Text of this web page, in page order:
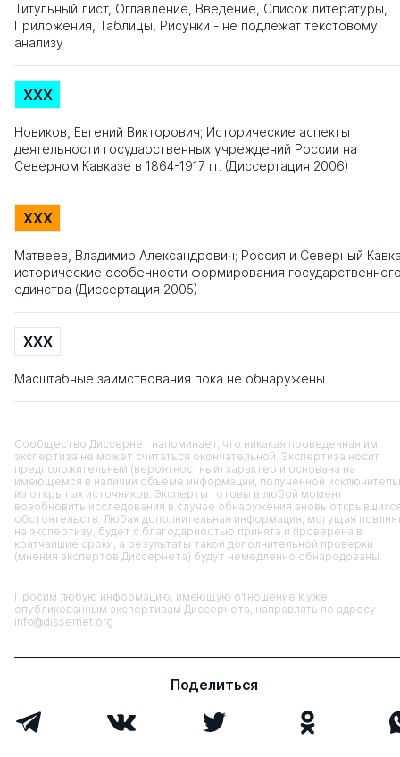
Титульный лист, Оглавление, Введение, Список литературы,
Приложения, Таблицы, Рисунки - не подлежат текстовому
анализу
XXX
Новиков, Евгений Викторович; Исторические аспекты
деятельности государственных учреждений России на
Северном Кавказе в 1864-1917 гг. (Диссертация 2006)
XXX
Матвеев, Владимир Александрович; Россия и Северный
исторические особенности формирования
единства (Диссертация 2005)
XXX
Масштабные заимствования пока не обнаружены
Сообщество Диссернет напоминает, что никакая проведенная им
экспертиза не может считаться окончательной. Экспертиза носит
предположительный (вероятностный) характер и основана на
имеющемся в наличии объеме информации, полученной
из открытых источников. Эксперты готовы в любой момент
возобновить исследования в случае обнаружения вновь
обстоятельств. Любая дополнительная информация, могущая
на экспертизу, будет с благодарностью принята и проверена в
кратчайшие сроки, а результаты такой дополнительной проверки
(мнения экспертов Диссернета) будут немедленно обнародованы.
Просим любую информацию, имеющую отношение к уже
опубликованным экспертизам Диссернета, направлять по адресу
info@dissernet.org
Поделиться